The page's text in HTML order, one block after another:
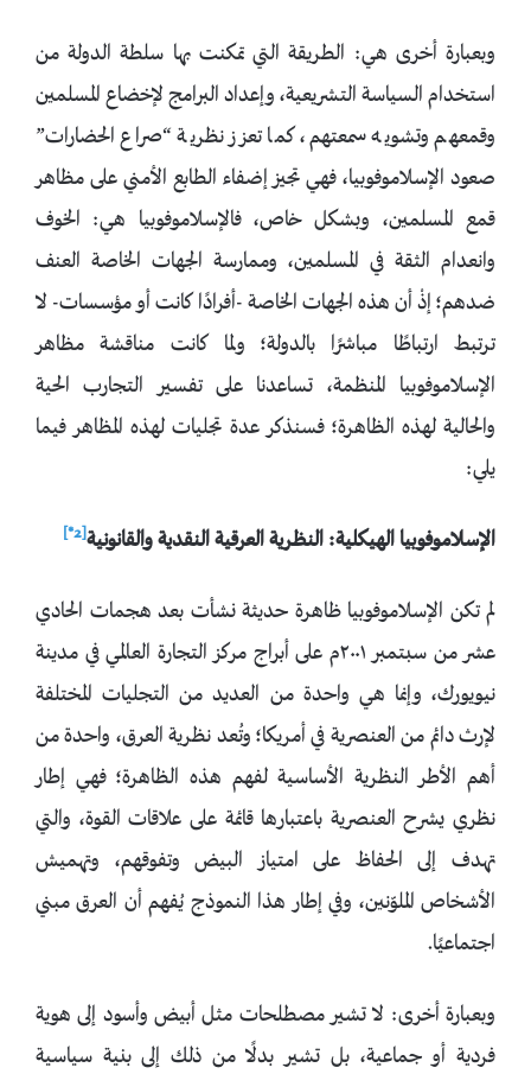
وبعبارة أخرى هي: الطريقة التي تمكنت بها سلطة الدولة من
استخدام السياسة التشريعية، وإعداد البرامج لإخضاع المسلمين
وقمعهم وتشويه سمعتهم، كما تعزز نظرية “صراع الحضارات”
صعود الإسلاموفوبيا، فهي تجيز إضفاء الطابع الأمني على مظاهر
قمع المسلمين، وبشكل خاص، فالإسلاموفوبيا هي: الخوف
وانعدام الثقة في المسلمين، وممارسة الجهات الخاصة العنف
ضدهم؛ إذْ أن هذه الجهات الخاصة -أفرادًا كانت أو مؤسسات- لا
ترتبط ارتباطًا مباشرًا بالدولة؛ ولما كانت مناقشة مظاهر
الإسلاموفوبيا المنظمة، تساعدنا على تفسير التجارب الحية
والحالية لهذه الظاهرة؛ فسنذكر عدة تجليات لهذه المظاهر فيما
يلي:
الإسلاموفوبيا الهيكلية: النظريةالعرقيةالنقديةوالقانونية[2*]
لم تكن الإسلاموفوبيا ظاهرة حديثة نشأت بعد هجمات الحادي
عشر من سبتمبر ٢٠٠١م على أبراج مركز التجارة العالمي في مدينة
نيويورك، وإنما هي واحدة من العديد من التجليات المختلفة
لإرث دائم من العنصرية في أمريكا؛ وتُعد نظرية العرق، واحدة من
أهم الأطر النظرية الأساسية لفهم هذه الظاهرة؛ فهي إطار
نظري يشرح العنصرية باعتبارها قائمة على علاقات القوة، والتي
تهدف إلى الحفاظ على امتياز البيض وتفوقهم، وتهميش
الأشخاص الملوّنين، وفي إطار هذا النموذج يُفهم أن العرق مبني
اجتماعيًا.
وبعبارة أخرى: لا تشير مصطلحات مثل أبيض وأسود إلى هوية
فردية أو جماعية، بل تشير بدلًا من ذلك إلى بنية سياسية